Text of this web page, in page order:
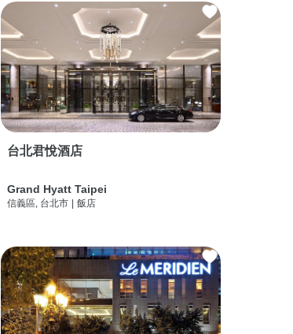
台北君悅酒店
Grand Hyatt Taipei
信義區, 台北市 飯店